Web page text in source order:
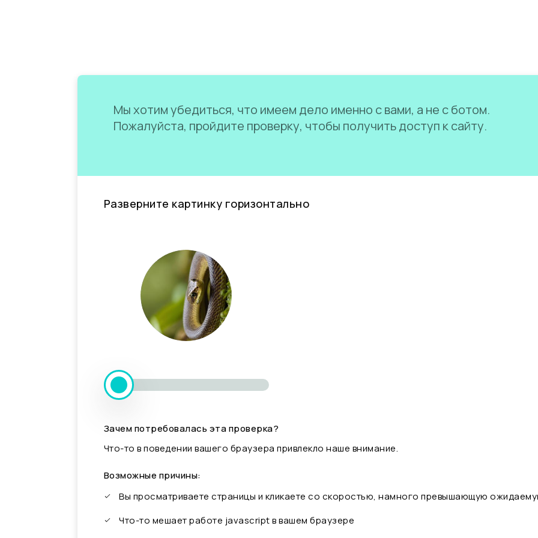
Мы хотим убедиться, что имеем дело именно с вами, а не с ботом.
Пожалуйста, пройдите проверку, чтобы получить доступ к сайту.
Разверните картинку горизонтально
Зачем потребовалась эта проверка?
Что-то в поведении вашего браузера привлекло наше внимание.
Возможные причины:
Вы просматриваете страницы и кликаете со скоростью, намного превышающую
Что-то мешает работе javascript в вашем браузере